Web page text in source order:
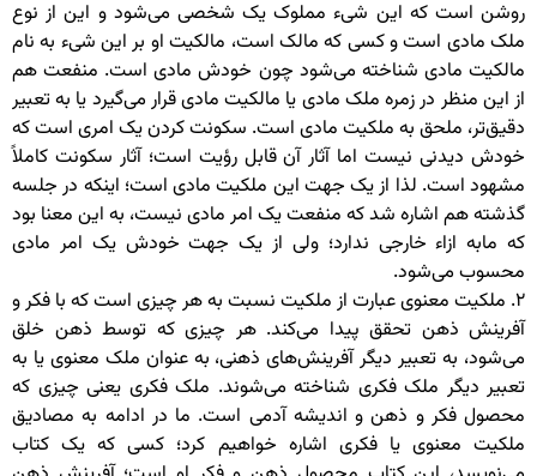
روشن است که این شیء مملوک یک شخصی می‌شود و این از نوع
ملک مادی است و کسی که مالک است، مالکیت او بر این شیء به نام
مالکیت مادی شناخته می‌شود چون خودش مادی است. منفعت هم
از این منظر در زمره ملک مادی یا مالکیت مادی قرار می‌گیرد یا به تعبیر
دقیق‌تر، ملحق به ملکیت مادی است. سکونت کردن یک امری است که
خودش دیدنی نیست اما آثار آن قابل رؤیت است؛ آثار سکونت کاملاً
مشهود است. لذا از یک جهت این ملکیت مادی است؛ اینکه در جلسه
گذشته هم اشاره شد که منفعت یک امر مادی نیست، به این معنا بود
که مابه ازاء خارجی ندارد؛ ولی از یک جهت خودش یک امر مادی
محسوب می‌شود.
۲. ملکیت معنوی عبارت از ملکیت نسبت به هر چیزی است که با فکر و
آفرینش ذهن تحقق پیدا می‌کند. هر چیزی که توسط ذهن خلق
می‌شود، به تعبیر دیگر آفرینش‌های ذهنی، به عنوان ملک معنوی یا به
تعبیر دیگر ملک فکری شناخته می‌شوند. ملک فکری یعنی چیزی که
محصول فکر و ذهن و اندیشه آدمی است. ما در ادامه به مصادیق
ملکیت معنوی یا فکری اشاره خواهیم کرد؛ کسی که یک کتاب